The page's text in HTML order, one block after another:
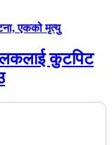
एकको मृत्यु
कुटपिट